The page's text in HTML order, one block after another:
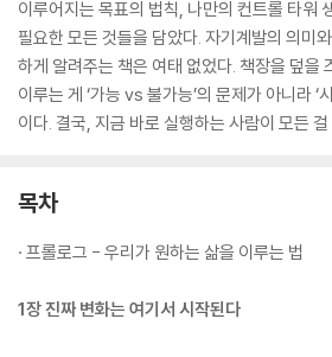
이루어지는 목표의 법칙, 나만의 컨트롤 타워
필요한 모든 것들을 담았다. 자기계발의 의미
하게 알려주는 책은 여태 없었다. 책장을 덮을
이루는 게 ‘가능 vs 불가능’의 문제가 아니라 ‘
이다. 결국, 지금 바로 실행하는 사람이 모든
목차
· 프롤로그 - 우리가 원하는 삶을 이루는 법
1장 진짜 변화는 여기서 시작된다